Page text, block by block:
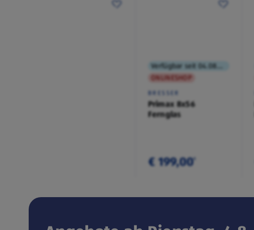
ONLINESHOP
BRESSER
Primax 8x56
Fernglas
€ 199,00¹